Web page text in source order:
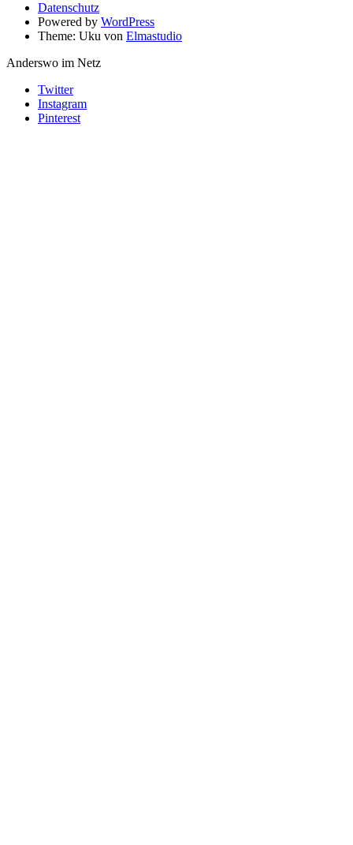
Datenschutz
Powered by WordPress
Theme: Uku von Elmastudio
Anderswo im Netz
Twitter
Instagram
Pinterest